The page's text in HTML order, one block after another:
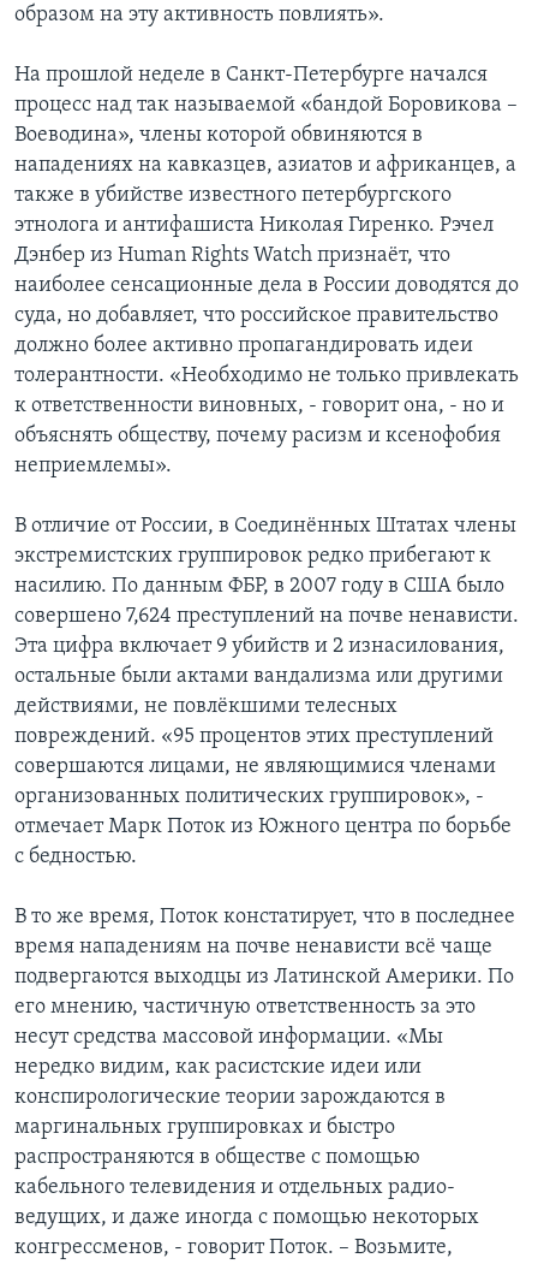
образом на эту активность повлиять».
На прошлой неделе в Санкт-Петербурге начался
процесс над так называемой «бандой Боровикова –
Воеводина», члены которой обвиняются в
нападениях на кавказцев, азиатов и африканцев, а
также в убийстве известного петербургского
этнолога и антифашиста Николая Гиренко. Рэчел
Дэнбер из Human Rights Watch признаёт, что
наиболее сенсационные дела в России доводятся до
суда, но добавляет, что российское правительство
должно более активно пропагандировать идеи
толерантности. «Необходимо не только привлекать
к ответственности виновных, - говорит она, - но и
объяснять обществу, почему расизм и ксенофобия
неприемлемы».
В отличие от России, в Соединённых Штатах члены
экстремистских группировок редко прибегают к
насилию. По данным ФБР, в 2007 году в США было
совершено 7,624 преступлений на почве ненависти.
Эта цифра включает 9 убийств и 2 изнасилования,
остальные были актами вандализма или другими
действиями, не повлёкшими телесных
повреждений. «95 процентов этих преступлений
совершаются лицами, не являющимися членами
организованных политических группировок», -
отмечает Марк Поток из Южного центра по борьбе
с бедностью.
В то же время, Поток констатирует, что в последнее
время нападениям на почве ненависти всё чаще
подвергаются выходцы из Латинской Америки. По
его мнению, частичную ответственность за это
несут средства массовой информации. «Мы
нередко видим, как расистские идеи или
конспирологические теории зарождаются в
маргинальных группировках и быстро
распространяются в обществе с помощью
кабельного телевидения и отдельных радио-
ведущих, и даже иногда с помощью некоторых
конгрессменов, - говорит Поток. – Возьмите,